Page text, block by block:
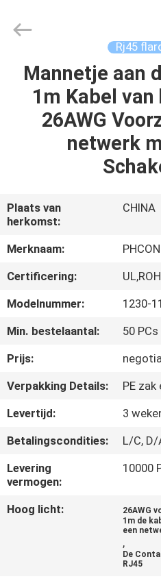
HUIS
PRODUCTEN
FABRIEKSREIS
CONTACTEER
ONS
VR
SHOW
SITEMAP
PRIVACY
POLICY
Reserved.
Rj45
Mannetje aan
1m Kabel
26AWG
netwerk
Plaats van
herkomst:
CHINA
Merknaam:
Certificering:
Modelnummer:
1230-
Min. bestelaantal:
50 PCs
Prijs:
Verpakking Details:
PE
Levertijd:
3
Betalingscondities:
L/C, D/
Levering
vermogen:
10000
Hoog licht: 26AWG
1m de
een
,
De
RJ45